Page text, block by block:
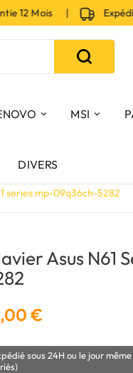
12 Mois |
MSI
DIVERS
series mp-09q36ch-5282
Asus N61
€
sous 24H ou le jour